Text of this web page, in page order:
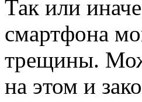
Так или
смартфона
трещины.
на этом и